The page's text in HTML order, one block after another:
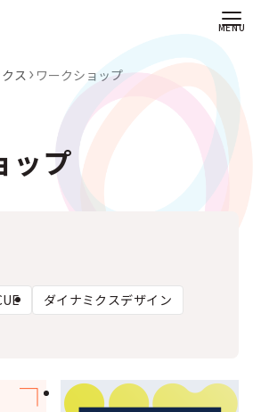
ス ワークショップ
ップ
ダイナミクスデザイン